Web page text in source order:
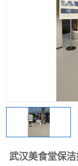
武汉美食堂保